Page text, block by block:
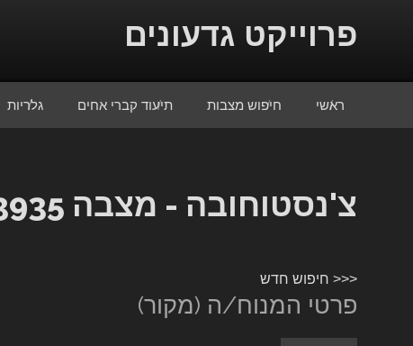
פרוייקט גדעונים
ראשי חיפוש מצבות תיעוד קברי אחים גלריות
צ'נסטוחובה - מצבה 13935
<<< חיפוש חדש
פרטי המנוח/ה (מקור)